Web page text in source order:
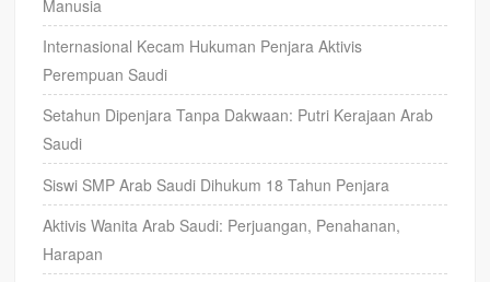
Manusia
Internasional Kecam Hukuman Penjara Aktivis
Perempuan Saudi
Setahun Dipenjara Tanpa Dakwaan: Putri Kerajaan Arab
Saudi
Siswi SMP Arab Saudi Dihukum 18 Tahun Penjara
Aktivis Wanita Arab Saudi: Perjuangan, Penahanan,
Harapan